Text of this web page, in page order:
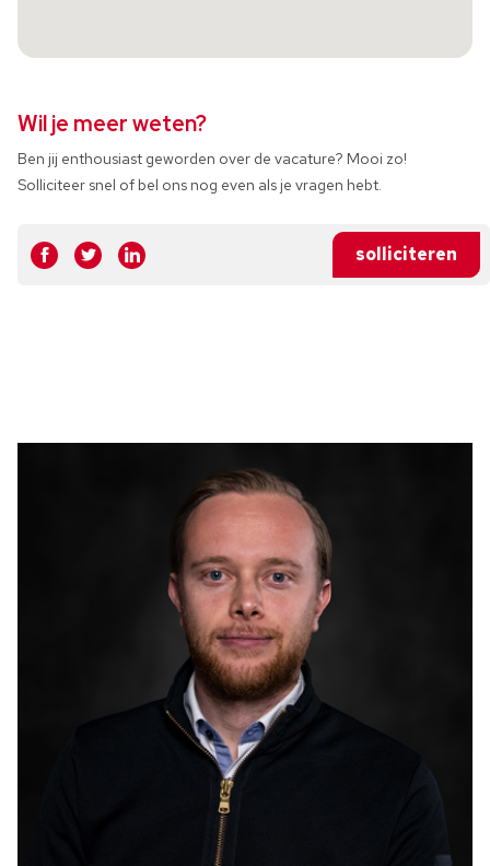
Wil je meer weten?
Ben jij enthousiast geworden over de vacature? Mooi zo!
Solliciteer snel of bel ons nog even als je vragen hebt.
solliciteren